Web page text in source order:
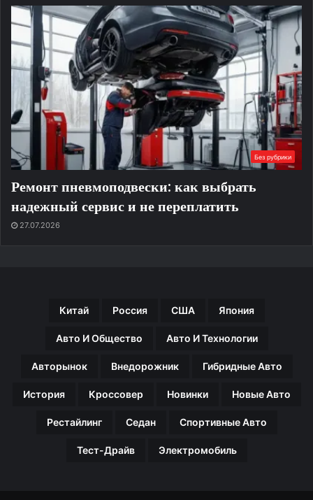
Без рубрики
Ремонт пневмоподвески: как выбрать
надежный сервис и не переплатить
27.07.2026
Китай Россия США Япония
Авто И Общество Авто И Технологии
Авторынок Внедорожник Гибридные Авто
История Кроссовер Новинки Новые Авто
Рестайлинг Седан Спортивные Авто
Тест-Драйв Электромобиль